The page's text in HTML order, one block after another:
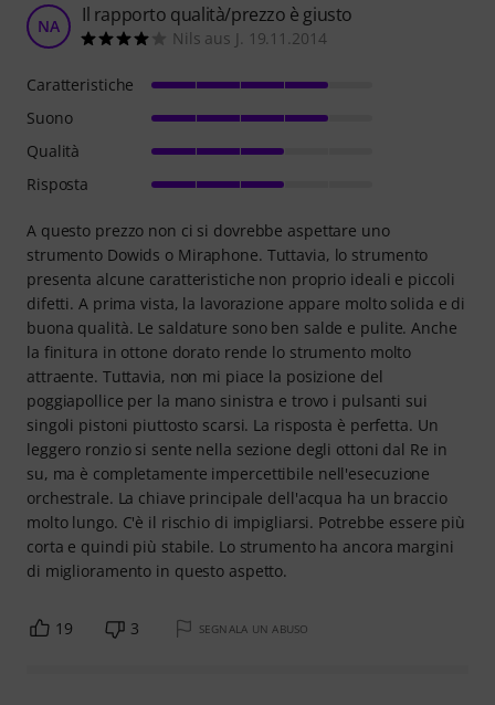
NA Il rapporto qualità/prezzo è giusto
Nils aus J. 19.11.2014
A questo prezzo non ci si dovrebbe aspettare uno
strumento Dowids o Miraphone. Tuttavia, lo strumento
presenta alcune caratteristiche non proprio ideali e piccoli
difetti. A prima vista, la lavorazione appare molto solida e di
buona qualità. Le saldature sono ben salde e pulite. Anche
la finitura in ottone dorato rende lo strumento molto
attraente. Tuttavia, non mi piace la posizione del
poggiapollice per la mano sinistra e trovo i pulsanti sui
singoli pistoni piuttosto scarsi. La risposta è perfetta. Un
leggero ronzio si sente nella sezione degli ottoni dal Re in
su, ma è completamente impercettibile nell'esecuzione
orchestrale. La chiave principale dell'acqua ha un braccio
molto lungo. C'è il rischio di impigliarsi. Potrebbe essere più
corta e quindi più stabile. Lo strumento ha ancora margini
di miglioramento in questo aspetto.
Caratteristiche
Suono
Qualità
Risposta
19 3 SEGNALA UN ABUSO